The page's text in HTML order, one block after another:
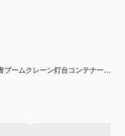
オーシャンライナーポート労働者ブームクレーン灯台コンテナー船タグボートタンカーと他の説明図と海港等尺性フローチャート